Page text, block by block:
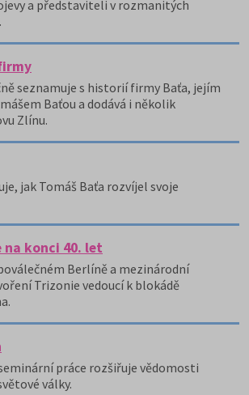
a představiteli v rozmanitých
seznamuje s historií firmy Baťa, jejím
Baťou a dodává i několik
Zlínu.
jak Tomáš Baťa rozvíjel svoje
konci 40. let
Berlíně a mezinárodní
Trizonie vedoucí k blokádě
práce rozšiřuje vědomosti
války.